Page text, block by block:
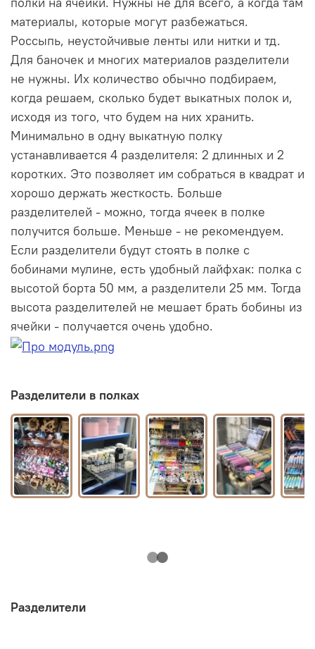
материалы, которые могут разбежаться.
Россыпь, неустойчивые ленты или нитки и тд.
Для баночек и многих материалов разделители
не нужны. Их количество обычно подбираем,
когда решаем, сколько будет выкатных полок и,
исходя из того, что будем на них хранить.
Минимально в одну выкатную полку
устанавливается 4 разделителя: 2 длинных и 2
коротких. Это позволяет им собраться в квадрат и
хорошо держать жесткость. Больше
разделителей - можно, тогда ячеек в полке
получится больше. Меньше - не рекомендуем.
Если разделители будут стоять в полке с
бобинами мулине, есть удобный лайфхак: полка с
высотой борта 50 мм, а разделители 25 мм. Тогда
высота разделителей не мешает брать бобины из
ячейки - получается очень удобно.
Разделители в полках
Разделители